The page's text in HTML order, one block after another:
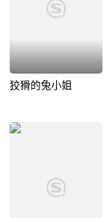
狡猾的兔小姐